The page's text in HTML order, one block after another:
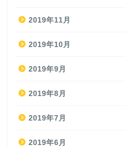
2019年11月
2019年10月
2019年9月
2019年8月
2019年7月
2019年6月